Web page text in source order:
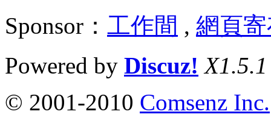
Sponsor： 工作間 , 網頁
Powered by Discuz! X1.5.1
© 2001-2010 Comsenz Inc.